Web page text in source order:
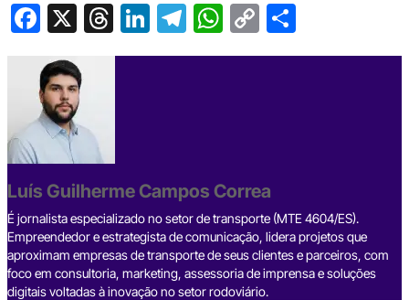
F
c
e
b
o
o
k
X T
hr
s
Li
n
T
el
W
h
p
C
o
k
S
h
Luís Guilherme Campos Correa
É jornalista especializado no setor de transporte (MTE 4604/ES).
Empreendedor e estrategista de comunicação, lidera projetos que
aproximam empresas de transporte de seus clientes e parceiros, com
foco em consultoria, marketing, assessoria de imprensa e soluções
digitais voltadas à inovação no setor rodoviário.